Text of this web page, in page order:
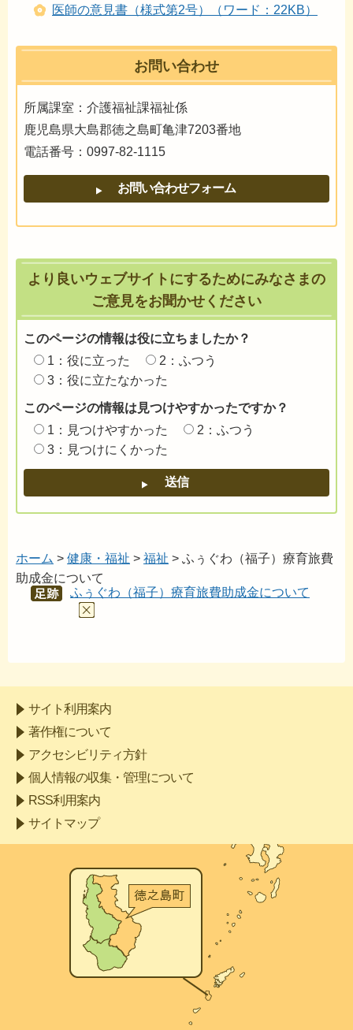
医師の意見書（様式第2号）（ワード：22KB）
お問い合わせ
所属課室：介護福祉課福祉係
鹿児島県大島郡徳之島町亀津7203番地
電話番号：0997-82-1115
より良いウェブサイトにするためにみなさまの
ご意見をお聞かせください
このページの情報は役に立ちましたか？
1：役に立った
2：ふつう
3：役に立たなかった
このページの情報は見つけやすかったですか？
1：見つけやすかった
2：ふつう
3：見つけにくかった
ホーム > 健康・福祉 > 福祉 > ふぅぐわ（福子）療育旅費
助成金について
あし
ふぅぐわ（福子）療育旅費助成金について
サイト利用案内
著作権について
アクセシビリティ方針
個人情報の収集・管理について
RSS利用案内
サイトマップ